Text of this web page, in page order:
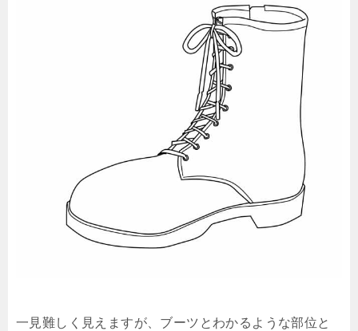
一見難しく見えますが、ブーツとわかるような部位と